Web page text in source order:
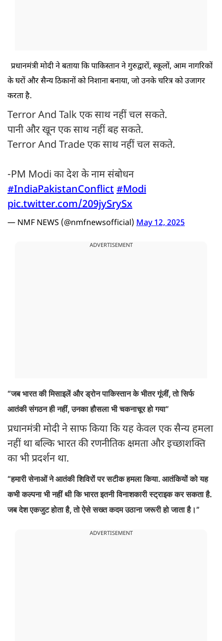
प्रधानमंत्री मोदी ने बताया कि पाकिस्तान ने गुरुद्वारों, स्कूलों, आम नागरिकों
के घरों और सैन्य ठिकानों को निशाना बनाया, जो उनके चरित्र को उजागर
करता है.
Terror And Talk एक साथ नहीं चल सकते.
पानी और खून एक साथ नहीं बह सकते.
Terror And Trade एक साथ नहीं चल सकते.
-PM Modi का देश के नाम संबोधन
#IndiaPakistanConflict#Modi
pic.twitter.com/209jySrySx
— NMF NEWS (@nmfnewsofficial) May 12, 2025
ADVERTISEMENT
“जब भारत की मिसाइलें और ड्रोन पाकिस्तान के भीतर गूंजीं, तो सिर्फ
आतंकी संगठन ही नहीं, उनका हौसला भी चकनाचूर हो गया”
प्रधानमंत्री मोदी ने साफ किया कि यह केवल एक सैन्य हमला
नहीं था बल्कि भारत की रणनीतिक क्षमता और इच्छाशक्ति
का भी प्रदर्शन था.
“हमारी सेनाओं ने आतंकी शिविरों पर सटीक हमला किया. आतंकियों को यह
कभी कल्पना भी नहीं थी कि भारत इतनी विनाशकारी स्ट्राइक कर सकता है.
जब देश एकजुट होता है, तो ऐसे सख्त कदम उठाना जरूरी हो जाता है।”
ADVERTISEMENT